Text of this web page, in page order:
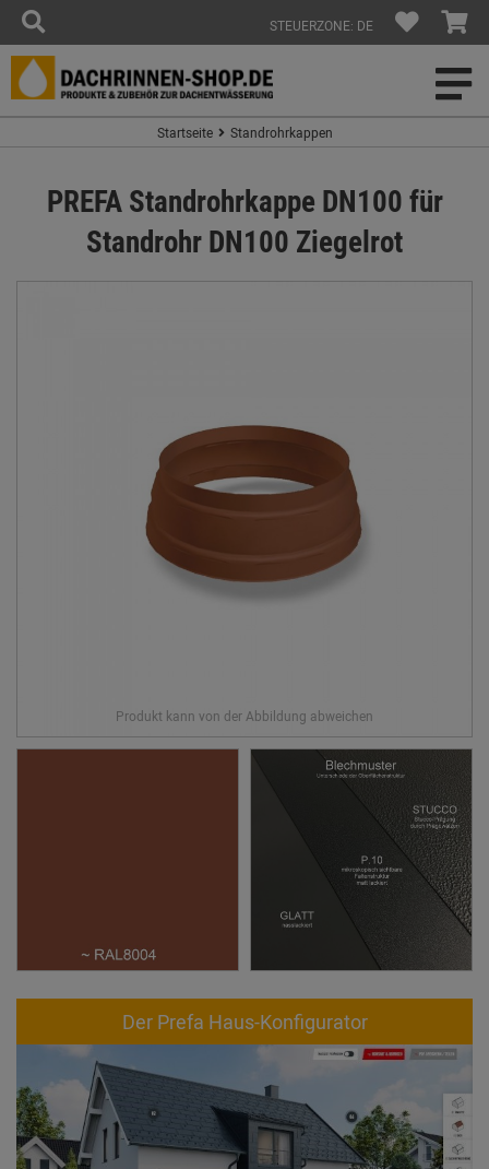
STEUERZONE: DE
Startseite Standrohrkappen
PREFA Standrohrkappe DN100 für
Standrohr DN100 Ziegelrot
Der Prefa Haus-Konfigurator